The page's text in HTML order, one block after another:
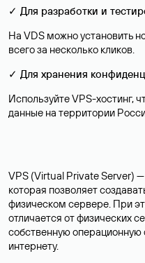
✓ Для разработки и
На VDS можно установить
всего за несколько кликов.
✓ Для хранения
Используйте VPS-хостинг,
данные на территории
VPS (Virtual Private Server) —
которая позволяет
физическом сервере. При
отличается от физических
собственную операционную
интернету.